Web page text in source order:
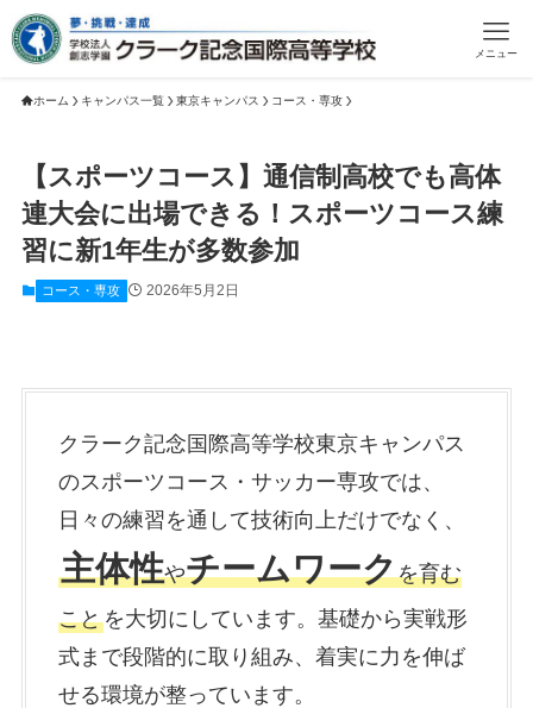
メニュー
ホーム キャンパス一覧 東京キャンパス コース・専攻
【スポーツコース】通信制高校でも高体
連大会に出場できる！スポーツコース練
習に新1年生が多数参加
コース・専攻 2026年5月2日
クラーク記念国際高等学校東京キャンパス
のスポーツコース・サッカー専攻では、
日々の練習を通して技術向上だけでなく、
主体性やチームワークを育む
ことを大切にしています。基礎から実戦形
式まで段階的に取り組み、着実に力を伸ば
せる環境が整っています。